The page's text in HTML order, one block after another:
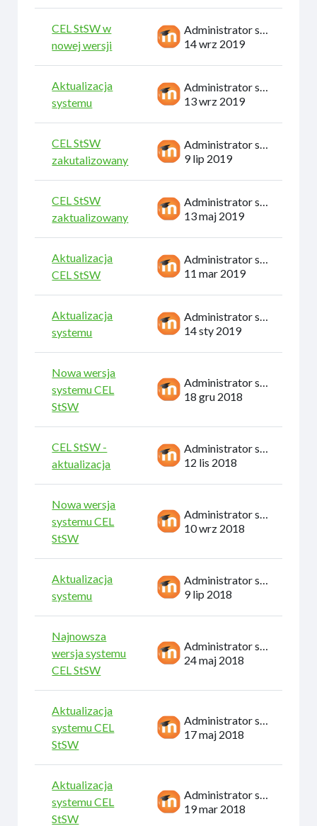
CEL StSW w
nowej wersji
14 wrz 2019
Aktualizacja
systemu
13 wrz 2019
CEL StSW
zakutalizowany
9 lip 2019
CEL StSW
zaktualizowany
13 maj 2019
Aktualizacja
CEL StSW
11 mar 2019
Aktualizacja
systemu
14 sty 2019
Nowa wersja
systemu CEL
StSW
18 gru 2018
CEL StSW -
aktualizacja
12 lis 2018
Nowa wersja
systemu CEL
StSW
10 wrz 2018
Aktualizacja
systemu
9 lip 2018
Najnowsza
wersja systemu
CEL StSW
24 maj 2018
Aktualizacja
systemu CEL
StSW
17 maj 2018
Aktualizacja
systemu CEL
StSW
19 mar 2018